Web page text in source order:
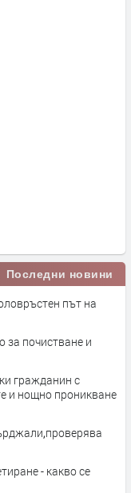
Последни новини
път на
за почистване и
гражданин с
и нощно проникване
- какво се